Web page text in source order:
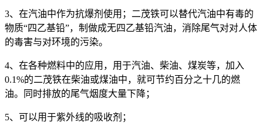
3、在汽油中作为抗爆剂使用；二茂铁可以替代汽油中有毒的
物质“四乙基铅”，制做成无四乙基铅汽油，消除尾气对对人体
的毒害与对环境的污染。
4、在各种燃料中的应用，用于汽油、柴油、煤炭等，加入
0.1%的二茂铁在柴油或煤油中，就可节约百分之十几的燃
油。同时排放的尾气烟度大量下降；
5、可以用于紫外线的吸收剂；